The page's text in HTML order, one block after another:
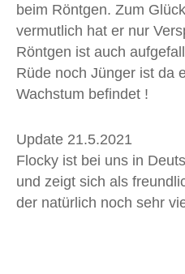
beim Röntgen. Zum
vermutlich hat er nur
Röntgen ist auch
Rüde noch Jünger ist da
Wachstum befindet !
Update 21.5.2021
Flocky ist bei uns in
und zeigt sich als
der natürlich noch sehr